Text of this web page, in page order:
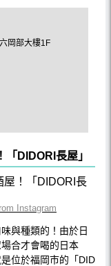
岡部大樓1F
DIDORI長屋」
Instagram
與種類的！由於日
合才會喝的日本
位於福岡市的「DID